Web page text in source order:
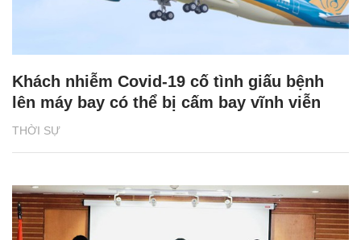
THỜI SỰ
Khách nhiễm Covid-19 cố tình giấu bệnh
lên máy bay có thể bị cấm bay vĩnh viễn